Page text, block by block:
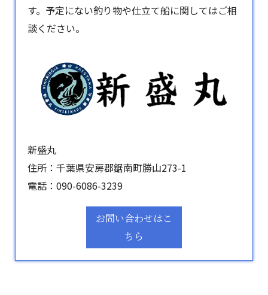
す。予定にない釣り物や仕立て船に関してはご相
談ください。
新盛丸
住所：千葉県安房郡鋸南町勝山273-1
電話： 090-6086-3239
お問い合わせはこ
ちら